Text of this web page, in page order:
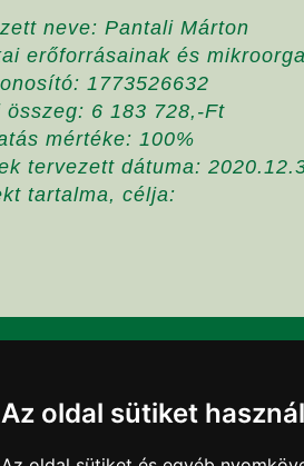
Az oldal sütiket használ
neve: Pantali Márton
erőforrásainak és
1773526632
összeg: 6 183 728,-Ft
mértéke: 100%
tervezett dátuma:
tartalma, célja: